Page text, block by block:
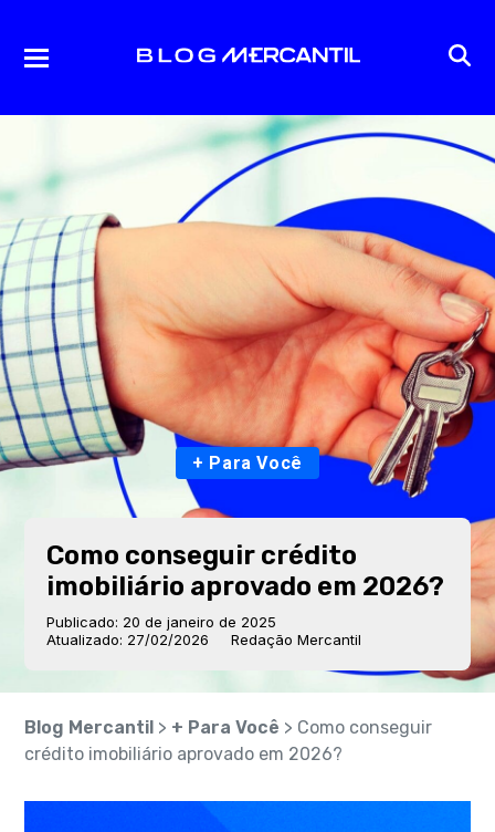
+ Para Você
Como conseguir crédito
imobiliário aprovado em 2026?
Publicado: 20 de janeiro de 2025
Atualizado: 27/02/2026
Redação Mercantil
Blog Mercantil > + Para Você > Como conseguir
crédito imobiliário aprovado em 2026?